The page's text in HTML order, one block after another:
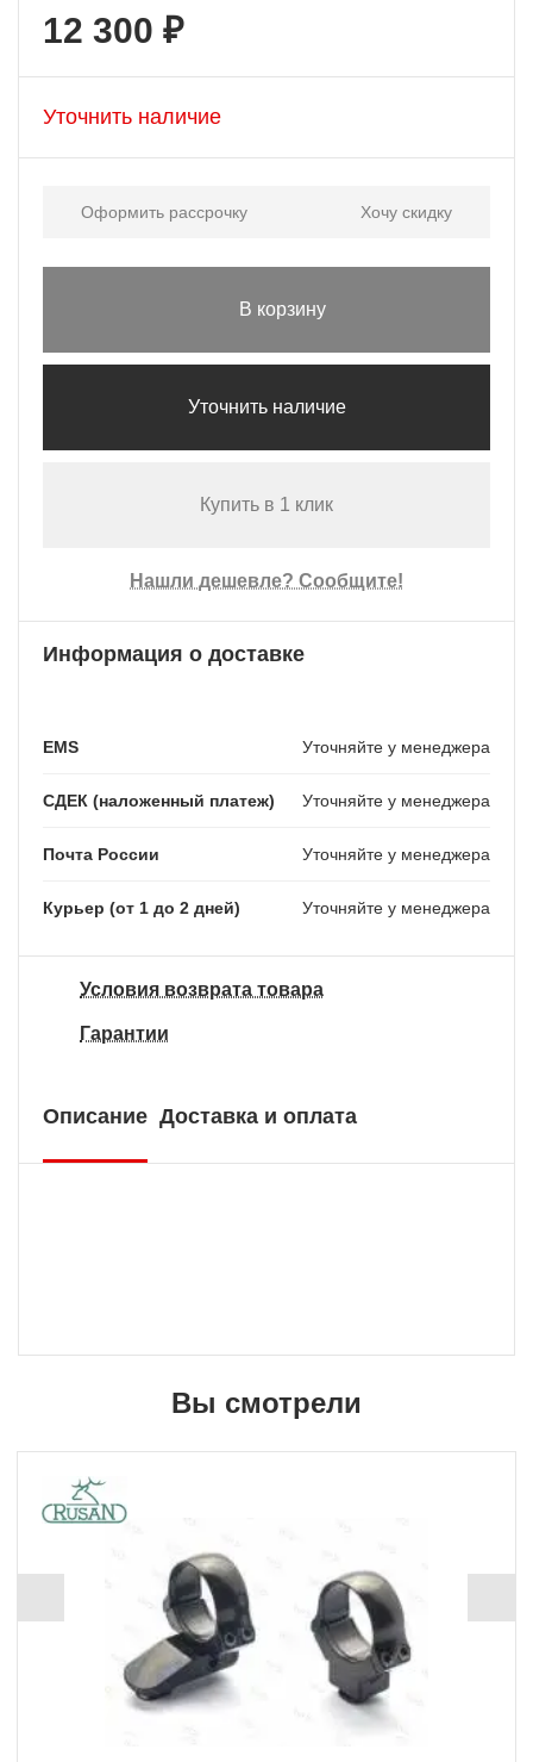
12 300 ₽
Уточнить наличие
Оформить рассрочку Хочу скидку
В корзину
Уточнить наличие
Купить в 1 клик
Нашли дешевле? Сообщите!
Информация о доставке
EMS Уточняйте у менеджера
СДЕК (наложенный платеж) Уточняйте у менеджера
Почта России Уточняйте у менеджера
Курьер (от 1 до 2 дней) Уточняйте у менеджера
Условия возврата товара
Гарантии
Описание Доставка и оплата
Вы смотрели